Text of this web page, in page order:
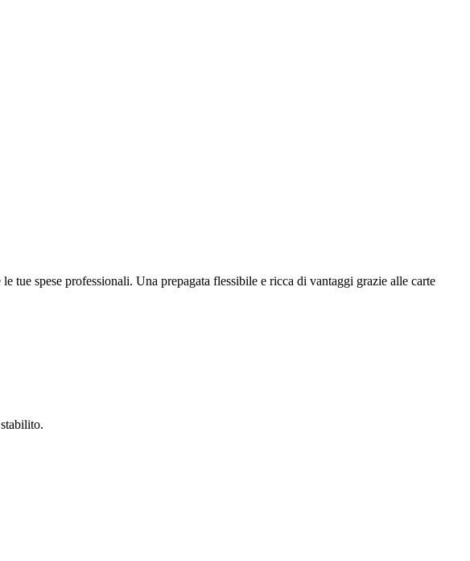
spese professionali. Una prepagata flessibile e ricca di vantaggi grazie alle carte